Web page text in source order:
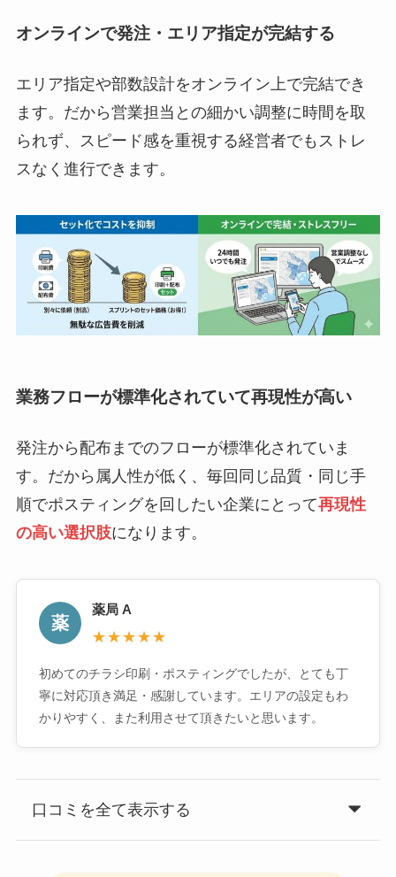
オンラインで発注・エリア指定が完結する
エリア指定や部数設計をオンライン上で完結でき
ます。だから営業担当との細かい調整に時間を取
られず、スピード感を重視する経営者でもストレ
スなく進行できます。
業務フローが標準化されていて再現性が高い
発注から配布までのフローが標準化されていま
す。だから属人性が低く、毎回同じ品質・同じ手
順でポスティングを回したい企業にとって再現性
の高い選択肢になります。
薬
薬局 A
★★★★★
初めてのチラシ印刷・ポスティングでしたが、とても丁
寧に対応頂き満足・感謝しています。エリアの設定もわ
かりやすく、また利用させて頂きたいと思います。
口コミを全て表示する